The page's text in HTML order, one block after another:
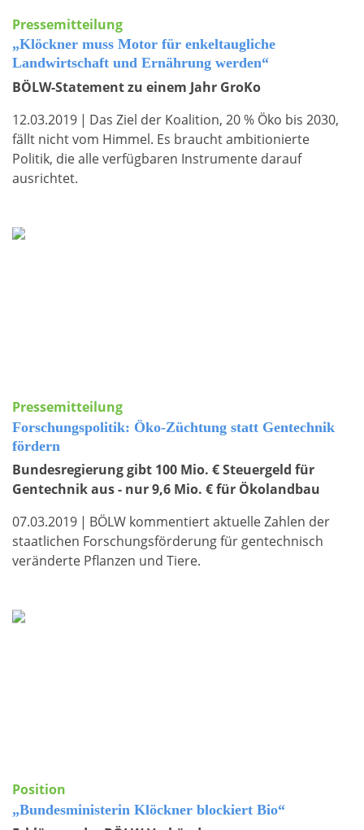
Pressemitteilung
„Klöckner muss Motor für enkeltaugliche
Landwirtschaft und Ernährung werden“
BÖLW-Statement zu einem Jahr GroKo
12.03.2019 | Das Ziel der Koalition, 20 % Öko bis 2030,
fällt nicht vom Himmel. Es braucht ambitionierte
Politik, die alle verfügbaren Instrumente darauf
ausrichtet.
Pressemitteilung
Forschungspolitik: Öko-Züchtung statt Gentechnik
fördern
Bundesregierung gibt 100 Mio. € Steuergeld für
Gentechnik aus - nur 9,6 Mio. € für Ökolandbau
07.03.2019 | BÖLW kommentiert aktuelle Zahlen der
staatlichen Forschungsförderung für gentechnisch
veränderte Pflanzen und Tiere.
Position
„Bundesministerin Klöckner blockiert Bio“